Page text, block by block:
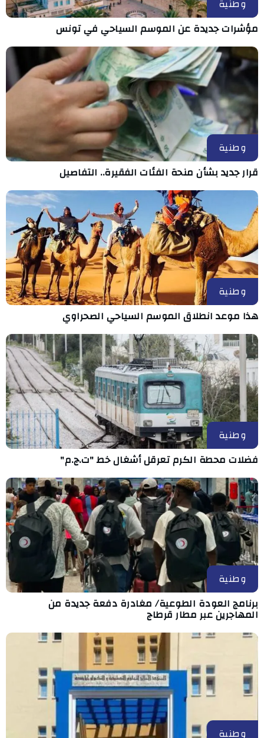
وطنية
مؤشرات جديدة عن الموسم السياحي في تونس
وطنية
قرار جديد بشأن منحة الفئات الفقيرة.. التفاصيل
وطنية
هذا موعد انطلاق الموسم السياحي الصحراوي
وطنية
فضلات محطة الكرم تعرقل أشغال خط "ت.ج.م"
وطنية
برنامج العودة الطوعية/ مغادرة دفعة جديدة من
المهاجرين عبر مطار قرطاج
وطنية